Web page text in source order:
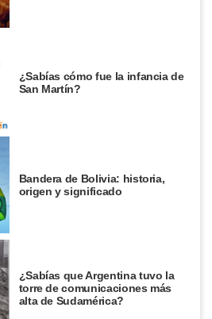
¿Sabías cómo fue la infancia de
San Martín?
Bandera de Bolivia: historia,
origen y significado
¿Sabías que Argentina tuvo la
torre de comunicaciones más
alta de Sudamérica?